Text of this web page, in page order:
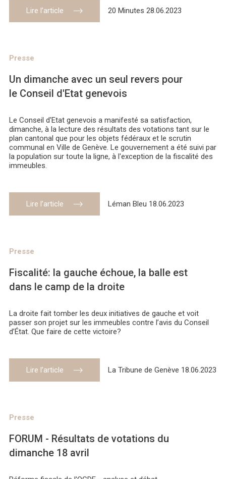
Lire l’article 20 Minutes 28.06.2023
Presse
Un dimanche avec un seul revers pour
le Conseil d'Etat genevois
Le Conseil d'Etat genevois a manifesté sa satisfaction,
dimanche, à la lecture des résultats des votations tant sur le
plan cantonal que pour les objets fédéraux et le scrutin
communal en Ville de Genève. Le gouvernement a été suivi par
la population sur toute la ligne, à l'exception de la fiscalité des
immeubles.
Lire l’article Léman Bleu 18.06.2023
Presse
Fiscalité: la gauche échoue, la balle est
dans le camp de la droite
La droite fait tomber les deux initiatives de gauche et voit
passer son projet sur les immeubles contre l’avis du Conseil
d’État. Que faire de cette victoire?
Lire l’article La Tribune de Genève 18.06.2023
Presse
FORUM - Résultats de votations du
dimanche 18 avril